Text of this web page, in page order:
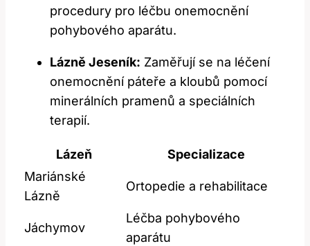
procedury pro léčbu onemocnění
pohybového aparátu.
Lázně Jeseník: Zaměřují se na léčení
onemocnění páteře a kloubů pomocí
minerálních pramenů a speciálních
terapií.
Lázeň
Specializace
Mariánské
Lázně
Ortopedie a rehabilitace
Jáchymov
Léčba pohybového
aparátu